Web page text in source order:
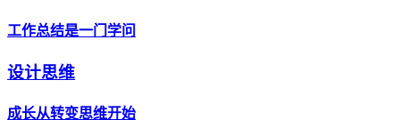
工作总结是一门学问
设计思维
成长从转变思维开始